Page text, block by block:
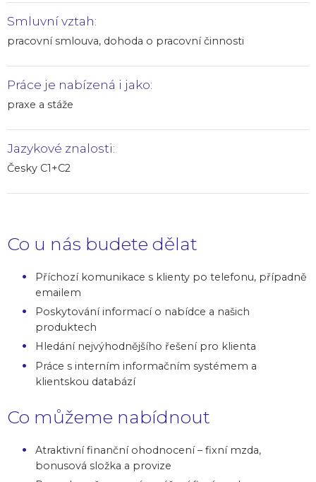
Smluvní vztah:
pracovní smlouva, dohoda o pracovní činnosti
Práce je nabízená i jako:
praxe a stáže
Jazykové znalosti:
Česky C1+C2
Co u nás budete dělat
Příchozí komunikace s klienty po telefonu, případně
emailem
Poskytování informací o nabídce a našich
produktech
Hledání nejvýhodnějšího řešení pro klienta
Práce s interním informačním systémem a
klientskou databází
Co můžeme nabídnout
Atraktivní finanční ohodnocení – fixní mzda,
bonusová složka a provize